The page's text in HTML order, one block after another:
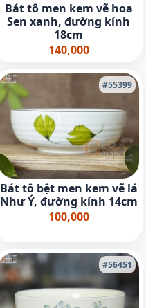
Bát tô men kem vẽ hoa
Sen xanh, đường kính
18cm
140,000
#55399
Bát tô bệt men kem vẽ lá
Như Ý, đường kính 14cm
100,000
#56451